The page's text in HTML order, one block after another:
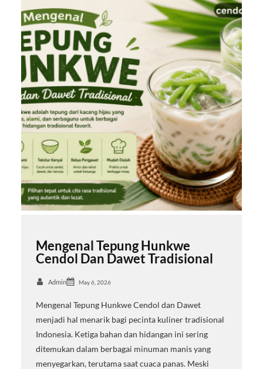
Mengenal Tepung Hunkwe
Cendol Dan Dawet Tradisional
Admin May 6, 2026
Mengenal Tepung Hunkwe Cendol dan Dawet
menjadi hal menarik bagi pecinta kuliner tradisional
Indonesia. Ketiga bahan dan hidangan ini sering
ditemukan dalam berbagai minuman manis yang
menyegarkan, terutama saat cuaca panas. Meski